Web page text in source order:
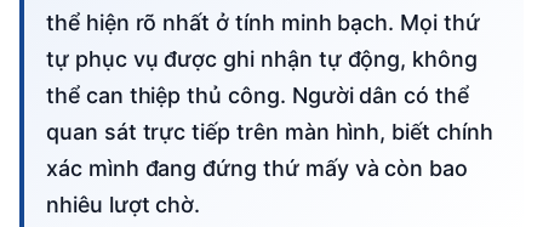
thể hiện rõ nhất ở tính minh bạch. Mọi thứ
tự phục vụ được ghi nhận tự động, không
thể can thiệp thủ công. Người dân có thể
quan sát trực tiếp trên màn hình, biết chính
xác mình đang đứng thứ mấy và còn bao
nhiêu lượt chờ.